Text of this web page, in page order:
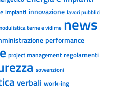
impianti innovazione lavori pubblici
terne e vidime news
performance
project management regolamenti
sovvenzioni
verbali work-ing